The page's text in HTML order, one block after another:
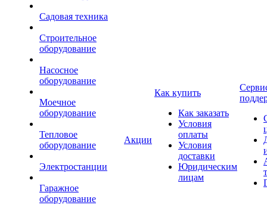
Садовая техника
Строительное
оборудование
Насосное
оборудование
Моечное
оборудование
Тепловое
оборудование
Электростанции
Гаражное
оборудование
Акции
Как купить
Как заказать
Условия
оплаты
Условия
доставки
Юридическим
лицам